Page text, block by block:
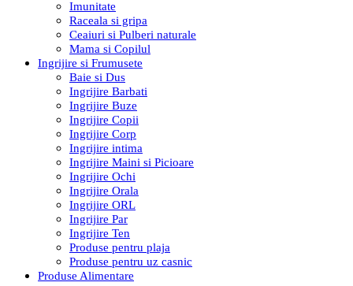
Imunitate
Raceala si gripa
Ceaiuri si Pulberi naturale
Mama si Copilul
Ingrijire si Frumusete
Baie si Dus
Ingrijire Barbati
Ingrijire Buze
Ingrijire Copii
Ingrijire Corp
Ingrijire intima
Ingrijire Maini si Picioare
Ingrijire Ochi
Ingrijire Orala
Ingrijire ORL
Ingrijire Par
Ingrijire Ten
Produse pentru plaja
Produse pentru uz casnic
Produse Alimentare